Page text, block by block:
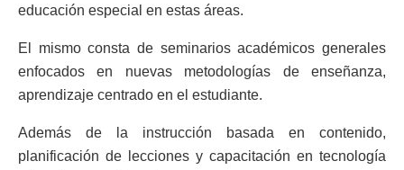
educación especial en estas áreas.
El mismo consta de seminarios académicos generales
enfocados en nuevas metodologías de enseñanza,
aprendizaje centrado en el estudiante.
Además de la instrucción basada en contenido,
planificación de lecciones y capacitación en tecnología